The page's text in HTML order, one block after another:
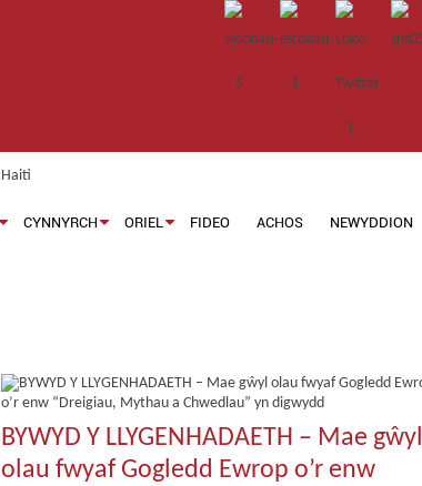
CYNNYRCH ORIEL FIDEO ACHOS NEWYDDION
BYWYD Y LLYGENHADAETH – Mae gŵyl
olau fwyaf Gogledd Ewrop o’r enw